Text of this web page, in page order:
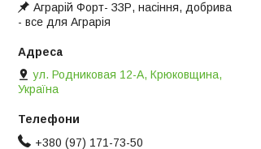
Аграрій Форт- ЗЗР, насіння, добрива
- все для Аграрія
ул. Родниковая 12-А, Крюковщина,
Україна
+380 (97) 171-73-50